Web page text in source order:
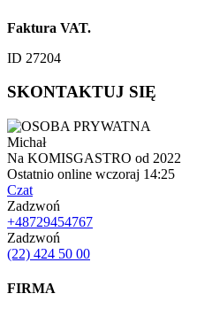
Faktura VAT.
ID 27204
SKONTAKTUJ SIĘ
Michał
Na KOMISGASTRO od 2022
Ostatnio online wczoraj 14:25
Czat
Zadzwoń
+48729454767
Zadzwoń
(22) 424 50 00
FIRMA